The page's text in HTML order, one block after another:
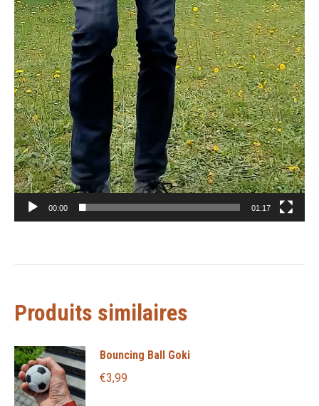
00:00 01:17
Produits similaires
Bouncing Ball Goki
€3,99